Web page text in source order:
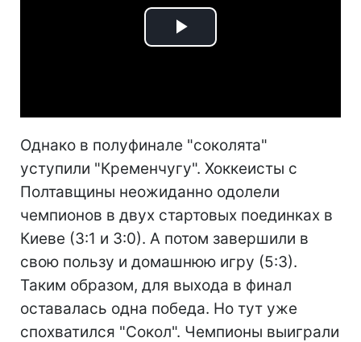
Play
Однако в полуфинале "соколята"
уступили "Кременчугу". Хоккеисты с
Полтавщины неожиданно одолели
чемпионов в двух стартовых поединках в
Киеве (3:1 и 3:0). А потом завершили в
свою пользу и домашнюю игру (5:3).
Таким образом, для выхода в финал
оставалась одна победа. Но тут уже
спохватился "Сокол". Чемпионы выиграли